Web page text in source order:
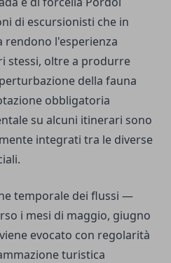
di escursionisti che in
l'esperienza
stessi, oltre a produrre
della fauna
obbligatoria
su alcuni itinerari sono
integrati tra le diverse
temporale dei flussi —
i mesi di maggio, giugno
evocato con regolarità
turistica